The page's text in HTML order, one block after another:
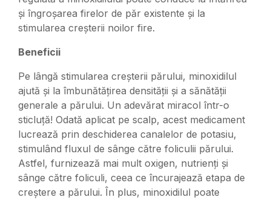
și îngroșarea firelor de păr existente și la
stimularea creșterii noilor fire.
Beneficii
Pe lângă stimularea creșterii părului, minoxidilul
ajută și la îmbunătățirea densității și a sănătății
generale a părului. Un adevărat miracol într-o
sticluță! Odată aplicat pe scalp, acest medicament
lucrează prin deschiderea canalelor de potasiu,
stimulând fluxul de sânge către foliculii părului.
Astfel, furnizează mai mult oxigen, nutrienți și
sânge către foliculi, ceea ce încurajează etapa de
creștere a părului. În plus, minoxidilul poate